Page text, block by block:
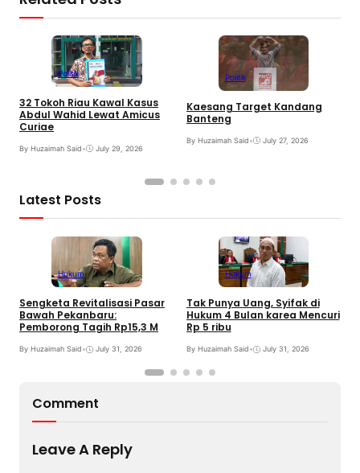
Politik
32 Tokoh Riau Kawal Kasus
Abdul Wahid Lewat Amicus
Curiae
By Huzaimah Said• July 29, 2026
Politik
Kaesang Target Kandang
Banteng
By Huzaimah Said• July 27, 2026
Latest Posts
Hukum
Sengketa Revitalisasi Pasar
Bawah Pekanbaru:
Pemborong Tagih Rp15,3 M
By Huzaimah Said• July 31, 2026
Hukum
Tak Punya Uang, Syifak di
Hukum 4 Bulan karea Mencuri
Rp 5 ribu
By Huzaimah Said• July 31, 2026
Comment
Leave A Reply